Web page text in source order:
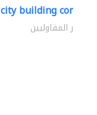
city building
كبار المقاوليين